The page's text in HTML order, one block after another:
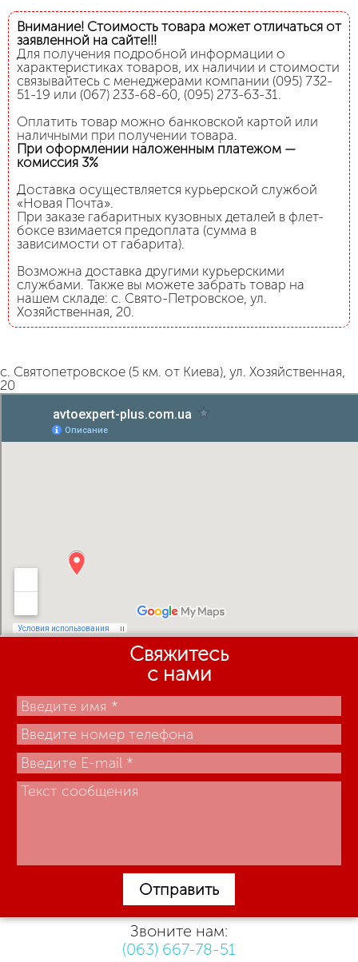
Внимание! Стоимость товара может отличаться от
заявленной на сайте!!!
Для получения подробной информации о
характеристиках товаров, их наличии и стоимости
связывайтесь с менеджерами компании (095) 732-
51-19 или (067) 233-68-60, (095) 273-63-31.
Оплатить товар можно банковской картой или
наличными при получении товара.
При оформлении наложенным платежом —
комиссия 3%
Доставка осуществляется курьерской службой
«Новая Почта».
При заказе габаритных кузовных деталей в флет-
боксе взимается предоплата (сумма в
зависимости от габарита).
Возможна доставка другими курьерскими
службами. Также вы можете забрать товар на
нашем складе: с. Свято-Петровское, ул.
Хозяйственная, 20.
с. Святопетровское (5 км. от Киева), ул. Хозяйственная,
20
Свяжитесь
с нами
Отправить
Звоните нам:
(063) 667-78-51